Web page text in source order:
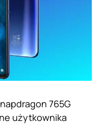
765G
użytkownika